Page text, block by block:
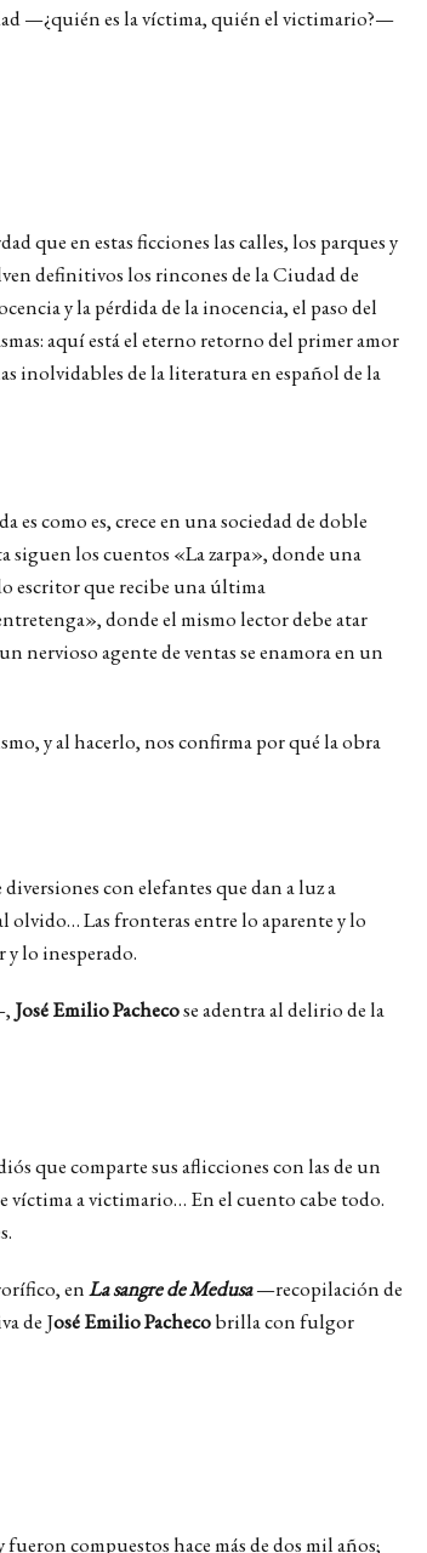
—¿quién es la víctima, quién el victimario?—
que en estas ficciones las calles, los parques y
definitivos los rincones de la Ciudad de
y la pérdida de la inocencia, el paso del
aquí está el eterno retorno del primer amor
inolvidables de la literatura en español de la
como es, crece en una sociedad de doble
siguen los cuentos «La zarpa», donde una
escritor que recibe una última
donde el mismo lector debe atar
nervioso agente de ventas se enamora en un
y al hacerlo, nos confirma por qué la obra
con elefantes que dan a luz a
olvido… Las fronteras entre lo aparente y lo
y lo inesperado.
José Emilio Pachecose adentra al delirio de la
que comparte sus aflicciones con las de un
víctima a victimario… En el cuento cabe todo.
enLa sangre de Medusa—recopilación de
de José Emilio Pachecobrilla con fulgor
fueron compuestos hace más de dos mil años;